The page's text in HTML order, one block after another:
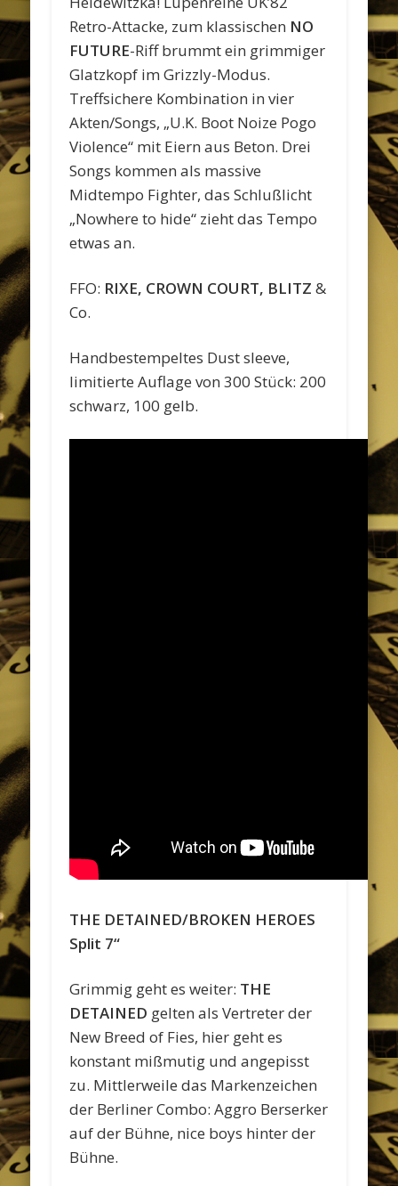
Retro-Attacke, zum klassischen NO
FUTURE-Riff brummt ein grimmiger
Glatzkopf im Grizzly-Modus.
Treffsichere Kombination in vier
Akten/Songs, „U.K. Boot Noize Pogo
Violence“ mit Eiern aus Beton. Drei
Songs kommen als massive
Midtempo Fighter, das Schlußlicht
„Nowhere to hide“ zieht das Tempo
etwas an.
FFO: RIXE, CROWN COURT, BLITZ &
Co.
Handbestempeltes Dust sleeve,
limitierte Auflage von 300 Stück: 200
schwarz, 100 gelb.
THE DETAINED/BROKEN HEROES
Split 7“
Grimmig geht es weiter: THE
DETAINED gelten als Vertreter der
New Breed of Fies, hier geht es
konstant mißmutig und angepisst
zu. Mittlerweile das Markenzeichen
der Berliner Combo: Aggro Berserker
auf der Bühne, nice boys hinter der
Bühne.